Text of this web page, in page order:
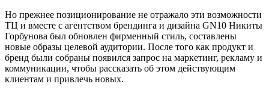
Но прежнее позиционирование не отражало эти возможности
ТЦ и вместе с агентством брендинга и дизайна GN10 Никиты
Горбунова был обновлен фирменный стиль, составлены
новые образы целевой аудитории. После того как продукт и
бренд были собраны появился запрос на маркетинг, рекламу и
коммуникации, чтобы рассказать об этом действующим
клиентам и привлечь новых.